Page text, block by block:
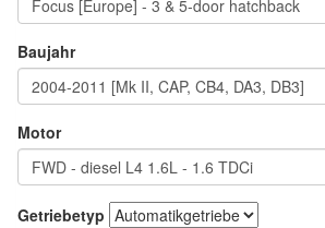
Baujahr
Motor
Getriebetyp